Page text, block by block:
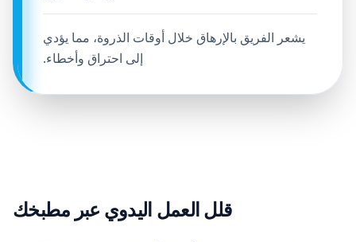
يشعر الفريق بالإرهاق خلال أوقات الذروة، مما يؤدي
إلى احتراق وأخطاء.
قلل العمل اليدوي عبر مطبخك